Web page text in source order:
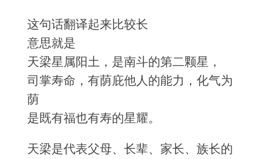
这句话翻译起来比较长
意思就是
天梁星属阳土，是南斗的第二颗星，
司掌寿命，有荫庇他人的能力，化气为
荫
是既有福也有寿的星耀。
天梁是代表父母、长辈、家长、族长的